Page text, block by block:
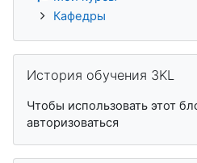
Кафедры
История обучения 3KL
Чтобы использовать этот
авторизоваться